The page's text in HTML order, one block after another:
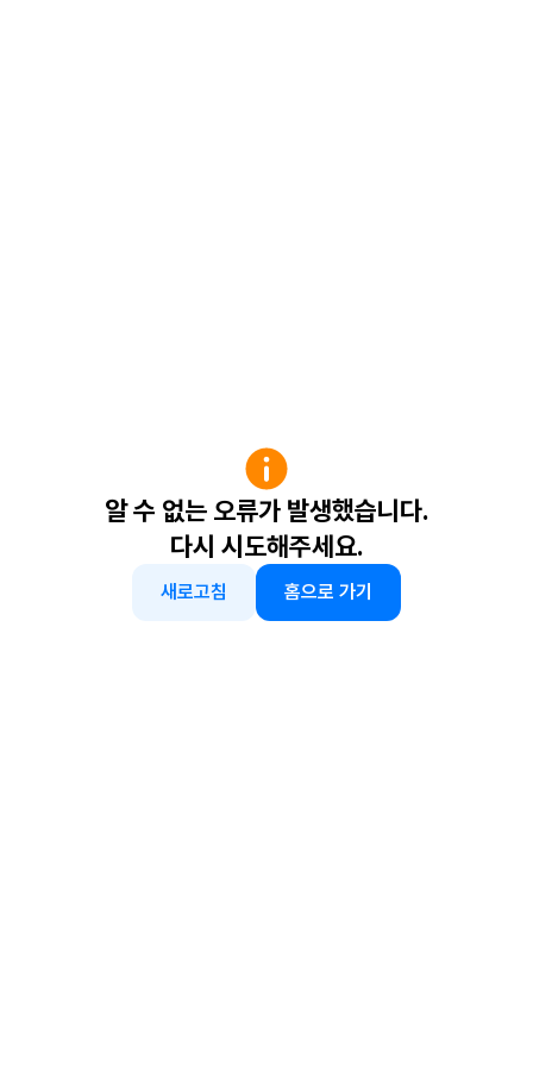
알 수 없는 오류가 발생했습니다.
다시 시도해주세요.
새로고침 홈으로 가기